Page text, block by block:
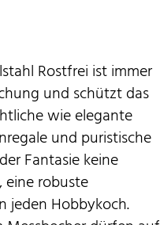
Rostfrei ist immer
und schützt das
wie elegante
und puristische
Fantasie keine
eine robuste
jeden Hobbykoch.